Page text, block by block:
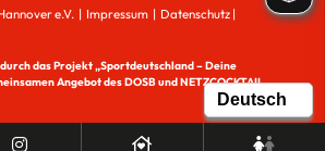
e.V. | Impressum | Datenschutz |
das Projekt„Sportdeutschland – Deine
Angebot des DOSB und NETZCOCKTAIL.